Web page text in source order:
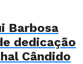
Barbosa
dedicação
Cândido